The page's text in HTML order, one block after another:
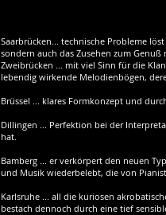
Saarbrücken... technische Probleme
sondern auch das Zusehen zum Genuß
Zweibrücken ... mit viel Sinn für die
lebendig wirkende Melodienbögen,
Brüssel ... klares Formkonzept und
Dillingen ... Perfektion bei der
hat.
Bamberg ... er verkörpert den neuen
und Musik wiederbelebt, die von
Karlsruhe ... all die kuriosen
bestach dennoch durch eine tief